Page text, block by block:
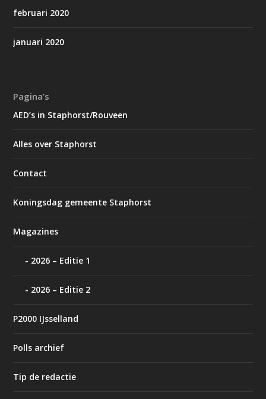
februari 2020
januari 2020
Pagina’s
AED’s in Staphorst/Rouveen
Alles over Staphorst
Contact
Koningsdag gemeente Staphorst
Magazines
2026 – Editie 1
2026 – Editie 2
P2000 IJsselland
Polls archief
Tip de redactie